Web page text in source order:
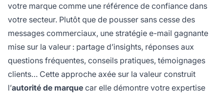
votre marque comme une référence de confiance dans
votre secteur. Plutôt que de pousser sans cesse des
messages commerciaux, une stratégie e-mail gagnante
mise sur la valeur : partage d’insights, réponses aux
questions fréquentes, conseils pratiques, témoignages
clients… Cette approche axée sur la valeur construit
l’autorité de marque car elle démontre votre expertise